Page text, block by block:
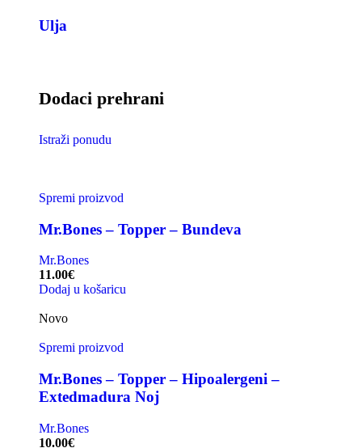
Ulja
Dodaci prehrani
Istraži ponudu
Spremi proizvod
Mr.Bones – Topper – Bundeva
Mr.Bones
11.00€
Dodaj u košaricu
Novo
Spremi proizvod
Mr.Bones – Topper – Hipoalergeni –
Extedmadura Noj
Mr.Bones
10.00€